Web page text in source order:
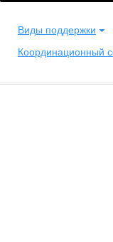
Виды поддержки
Координационный